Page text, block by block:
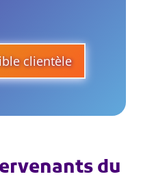
clientèle
du